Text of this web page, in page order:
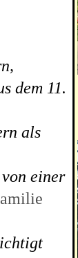
dem 11.
als
einer